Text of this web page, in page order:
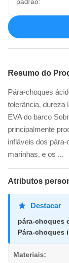
Resumo do
Pára-choques
tolerância, dureza
EVA do barco
principalmente
infláveis dos
marinhas, e os ...
Atributos
Destacar
pára-choques
Pára-choques
Materiais: